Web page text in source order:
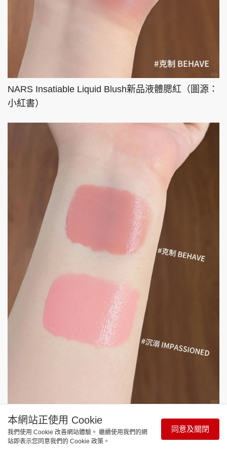
NARS Insatiable Liquid Blush新品液體腮紅（圖源：
小紅書）
NARS Insatiable Liquid Blush新品液體腮紅（圖源：
小紅書）
本網站正使用 Cookie
我們使用 Cookie 改善網站體驗。 繼續使用我們的網
站即表示您同意我們的 Cookie 政策。
同意及關閉